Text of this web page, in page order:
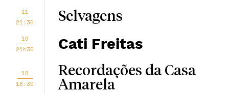
11
21:30
Selvagens
16
21h30
Cati Freitas
18
18:30
Recordações da Casa
Amarela